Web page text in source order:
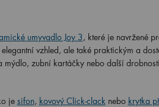
umyvadlo Joy 3, které je navržené
vzhled, ale také praktickým a
zubní kartáčky nebo další
je sifon, kovový Click-clacknebo krytka